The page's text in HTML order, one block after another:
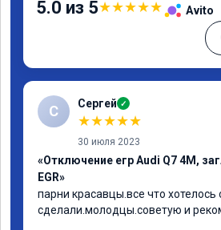
5.0 из 5★★★★★ Avito
С Сергей ✓
★★★★★
30 июля 2023
«Отключение егр Audi Q7 4M,
EGR»
парни красавцы.все что хотелось
сделали.молодцы.советую и